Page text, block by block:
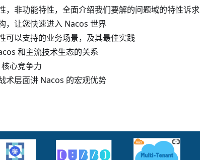
，非功能特性，全面介绍我们要解的问题域的特性诉求
，让您快速进入 Nacos 世界
可以支持的业务场景，及其最佳实践
和主流技术生态的关系
心竞争力
术层面讲 Nacos 的宏观优势